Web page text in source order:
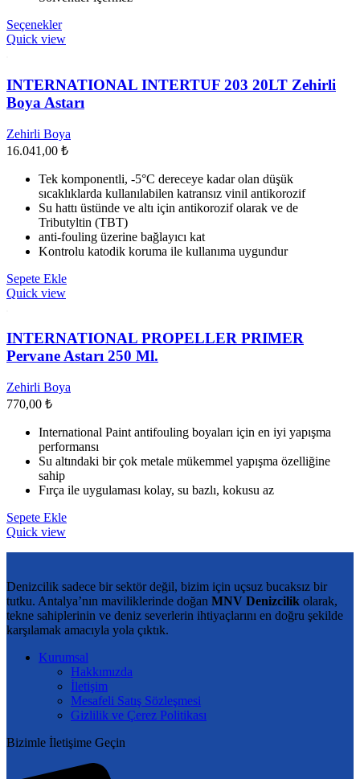
SeçeneklerBu
ürünün
varyasyonu
var.
Seçenekler
sayfasından
seçilebilir
Quick view
INTERNATIONAL INTERTUF 203 20LT Zehirli
Boya Astarı
Zehirli Boya
16.041,00 ₺
Tek komponentli, -5°C dereceye kadar olan düşük
sıcaklıklarda kullanılabilen katransız vinil antikorozif
Su hattı üstünde ve altı için antikorozif olarak ve de
Tributyltin (TBT)
anti-fouling üzerine bağlayıcı kat
Kontrolu katodik koruma ile kullanıma uygundur
Sepete Ekle
Quick view
INTERNATIONAL PROPELLER PRIMER
Pervane Astarı 250 Ml.
Zehirli Boya
770,00 ₺
International Paint antifouling boyaları için en iyi yapışma
performansı
Su altındaki bir çok metale mükemmel yapışma özelliğine
sahip
Fırça ile uygulaması kolay, su bazlı, kokusu az
Sepete Ekle
Quick view
Denizcilik sadece bir sektör değil, bizim için uçsuz bucaksız bir
tutku. Antalya’nın maviliklerinde doğan MNV Denizcilik olarak,
tekne sahiplerinin ve deniz severlerin ihtiyaçlarını en doğru şekilde
karşılamak amacıyla yola çıktık.
Kurumsal
Hakkımızda
İletişim
Mesafeli Satış Sözleşmesi
Gizlilik ve Çerez Politikası
Bizimle İletişime Geçin